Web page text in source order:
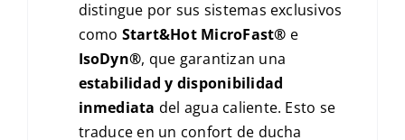
distingue por sus sistemas exclusivos
como Start&Hot MicroFast® e
IsoDyn®, que garantizan una
estabilidad y disponibilidad
inmediata del agua caliente. Esto se
traduce en un confort de ducha